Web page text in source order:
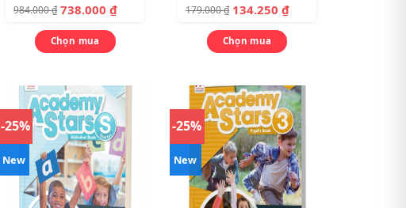
984.000₫ 738.000₫
Chọn mua
179.000₫ 134.250₫
Chọn mua
-25%
New
-25%
New